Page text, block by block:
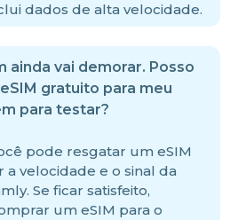
dados de alta velocidade.
ainda vai demorar. Posso
gratuito para meu
para testar?
pode resgatar um eSIM
a velocidade e o sinal da
Se ficar satisfeito,
um eSIM para o